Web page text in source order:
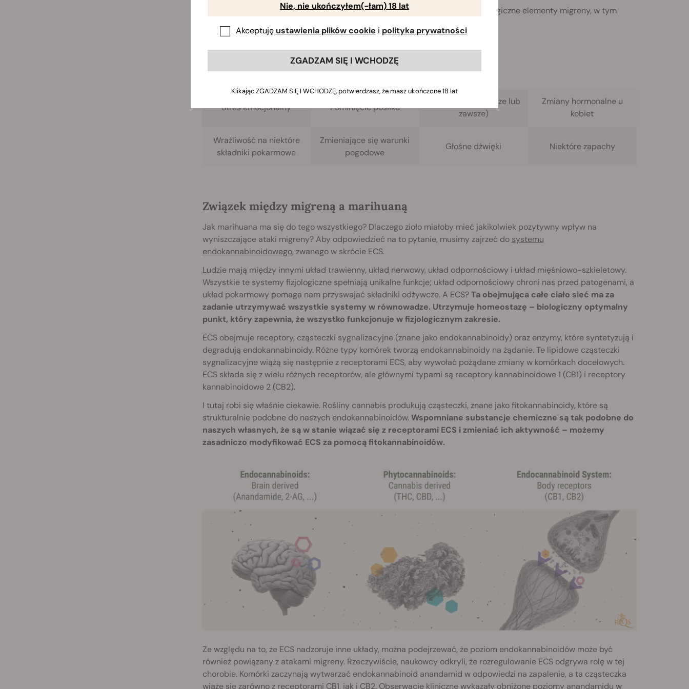
Teoria biopsychospołeczna:niektórzy badacze wskazują na psychologiczne elementy migreny, w tym
wpływ stresu, katastrofizacja bólu, a nawet osobowość
Root causes aside, numerous factors can trigger a migraine attack, including:
Stres emocjonalny Pominięcie posiłku
Kofeina (w nadmiarze lub
zawsze)
Zmiany hormonalne u
kobiet
Wrażliwość na niektóre
składniki pokarmowe
Zmieniające się warunki
pogodowe
Głośne dźwięki Niektóre zapachy
Związek między migreną a marihuaną
Jak marihuana ma się do tego wszystkiego? Dlaczego zioło miałoby mieć jakikolwiek pozytywny wpływ na
wyniszczające ataki migreny? Aby odpowiedzieć na to pytanie, musimy zajrzeć do systemu
endokannabinoidowego, zwanego w skrócie ECS.
Ludzie mają między innymi układ trawienny, układ nerwowy, układ odpornościowy i układ mięśniowo-szkieletowy.
Wszystkie te systemy fizjologiczne spełniają unikalne funkcje; układ odpornościowy chroni nas przed patogenami, a
układ pokarmowy pomaga nam przyswajać składniki odżywcze. A ECS?Ta obejmująca całe ciało sieć ma za
zadanie utrzymywać wszystkie systemy w równowadze. Utrzymuje homeostazę – biologiczny optymalny
punkt, który zapewnia, że wszystko funkcjonuje w fizjologicznym zakresie.
ECS obejmuje receptory, cząsteczki sygnalizacyjne (znane jako endokannabinoidy) oraz enzymy, które syntetyzują i
degradują endokannabinoidy. Różne typy komórek tworzą endokannabinoidy na żądanie. Te lipidowe cząsteczki
sygnalizacyjne wiążą się następnie z receptorami ECS, aby wywołać pożądane zmiany w komórkach docelowych.
ECS składa się z wielu różnych receptorów, ale głównymi typami są receptory kannabinoidowe 1 (CB1) i receptory
kannabinoidowe 2 (CB2).
I tutaj robi się właśnie ciekawie. Rośliny cannabis produkują cząsteczki, znane jako fitokannabinoidy, które są
strukturalnie podobne do naszych endokannabinoidów.Wspomniane substancje chemiczne są tak podobne do
naszych własnych, że są w stanie wiązać się z receptorami ECS i zmieniać ich aktywność – możemy
zasadniczo modyfikować ECS za pomocą fitokannabinoidów.
Ze względu na to, że ECS nadzoruje inne układy, można podejrzewać, że poziom endokannabinoidów może być
również powiązany z atakami migreny. Rzeczywiście, naukowcy odkryli, że rozregulowanie ECS odgrywa rolę w tej
chorobie. Komórki zaczynają wytwarzać endokannabinoid anandamid w odpowiedzi na zapalenie, a ta cząsteczka
wiąże się zarówno z receptorami CB1, jak i CB2. Obserwacje kliniczne wykazały obniżone poziomy anandamidu w
Nie, nie ukończyłem(-łam) 18 lat
Akceptuję ustawienia plików cookie i polityka prywatności
ZGADZAM SIĘ I WCHODZĘ
Klikając ZGADZAM SIĘ I WCHODZĘ, potwierdzasz, że masz ukończone 18 lat